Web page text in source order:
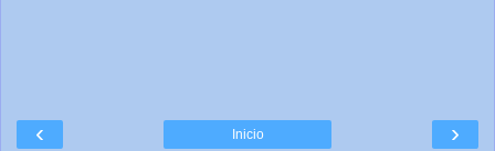
‹ ›
Inicio